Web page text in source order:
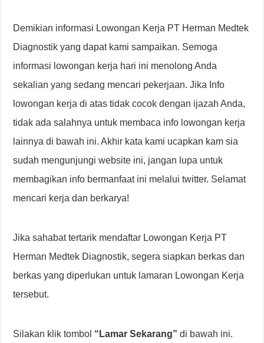
Demikian informasi Lowongan Kerja PT Herman Medtek
Diagnostik yang dapat kami sampaikan. Semoga
informasi lowongan kerja hari ini menolong Anda
sekalian yang sedang mencari pekerjaan. Jika Info
lowongan kerja di atas tidak cocok dengan ijazah Anda,
tidak ada salahnya untuk membaca info lowongan kerja
lainnya di bawah ini. Akhir kata kami ucapkan kam sia
sudah mengunjungi website ini, jangan lupa untuk
membagikan info bermanfaat ini melalui twitter. Selamat
mencari kerja dan berkarya!
Jika sahabat tertarik mendaftar Lowongan Kerja PT
Herman Medtek Diagnostik, segera siapkan berkas dan
berkas yang diperlukan untuk lamaran Lowongan Kerja
tersebut.
Silakan klik tombol “Lamar Sekarang” di bawah ini.